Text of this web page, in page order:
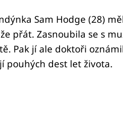
Sam Hodge (28)
přát. Zasnoubila se s
Pak jí ale doktoři
pouhých dest let života.